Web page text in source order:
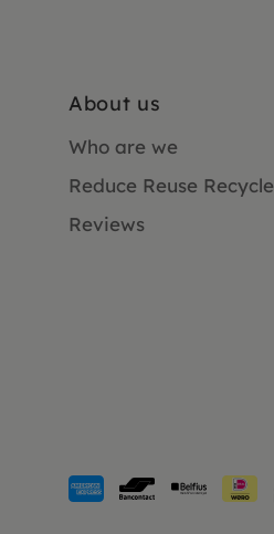
About us
Who are we
Reduce Reuse Recycle
Reviews
Payment
methods